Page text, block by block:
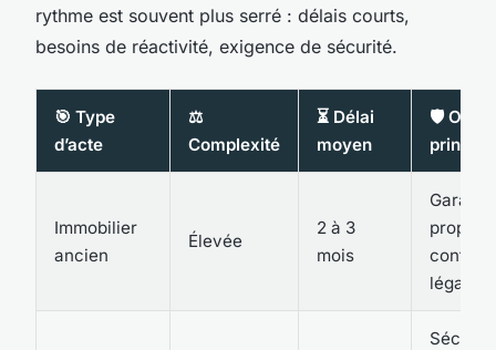
rythme est souvent plus serré : délais courts,
besoins de réactivité, exigence de sécurité.
🎯 Type
d’acte
⚖️
Complexité
⏳ Délai
moyen
🛡️
Immobilier
ancien
Élevée
2 à 3
mois
légale